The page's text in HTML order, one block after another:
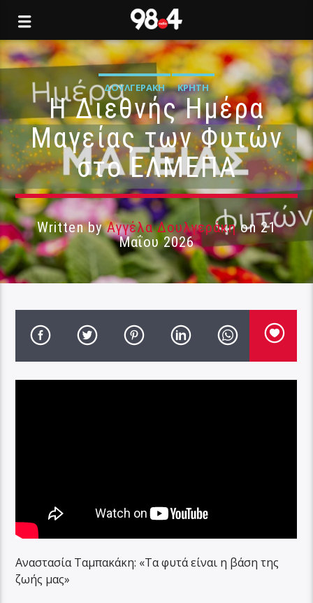
ΔΟΥΛΓΕΡΆΚΗ ΚΡΉΤΗ
Η Διεθνής Ημέρα
Μαγείας των Φυτών
στο ΕΛΜΕΠΑ
Written byΑγγέλα Δουλγεράκηon 21
Μαΐου 2026
Αναστασία Ταμπακάκη: «Τα φυτά είναι η βάση της
ζωής μας»